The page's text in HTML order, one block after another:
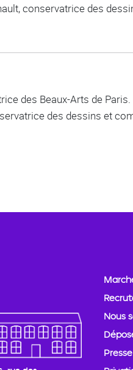
conservatrice des
des Beaux-Arts de Paris.
des dessins et
Nous
Presse